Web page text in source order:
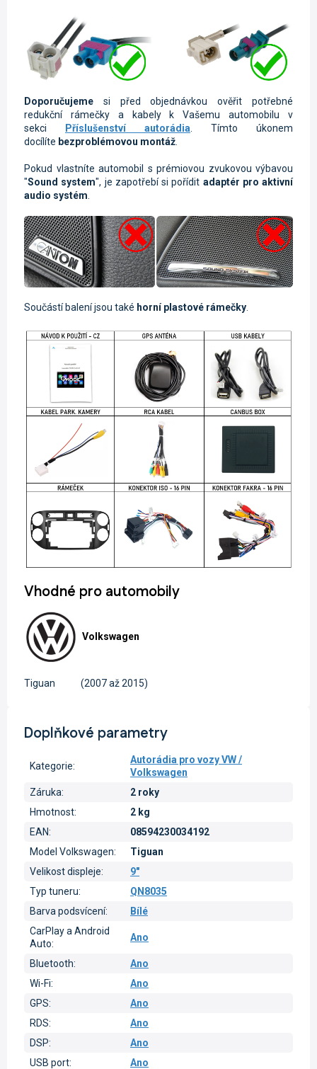
Doporučujeme
si před objednávkou ověřit potřebné
redukční rámečky a kabely k Vašemu automobilu v
sekci
Příslušenství autorádia. Tímto úkonem
docílíte bezproblémovou montáž.
Pokud vlastníte automobil s prémiovou zvukovou výbavou
"Sound system", je zapotřebí si pořídit adaptér pro aktivní
audio systém.
Součástí balení jsou také horní plastové rámečky
Vhodné pro automobily
Volkswagen
Tiguan (2007 až 2015)
Doplňkové parametry
Kategorie:
Autorádia pro vozy VW /
Volkswagen
Záruka:
2 roky
Hmotnost:
2 kg
EAN:
08594230034192
Model Volkswagen:
Tiguan
Velikost displeje:
9"
Typ tuneru:
QN8035
Barva podsvícení:
Bílé
CarPlay a Android
Auto:
Ano
Bluetooth:
Ano
Wi-Fi:
Ano
GPS:
Ano
RDS:
Ano
DSP:
Ano
USB port:
Ano